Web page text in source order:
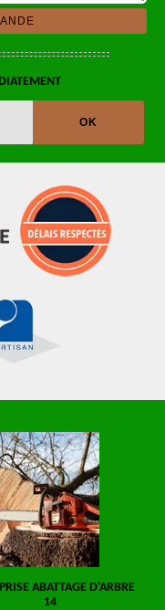
ABATTAGE D'ARBRE
14